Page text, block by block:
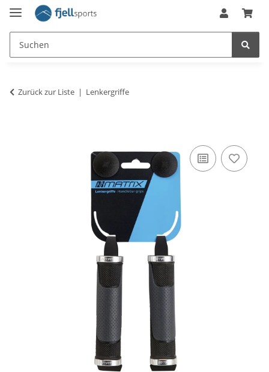
Zurück zur Liste Lenkergriffe